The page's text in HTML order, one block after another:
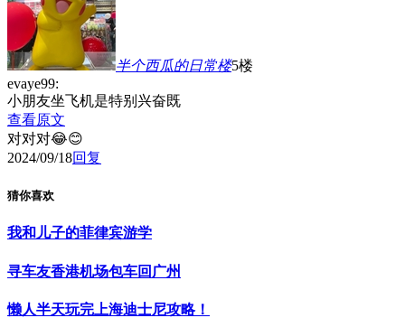
半个西瓜的日常楼5楼
evaye99:
小朋友坐飞机是特别兴奋既
查看原文
对对对😂😊
2024/09/18回复
猜你喜欢
我和儿子的菲律宾游学
寻车友香港机场包车回广州
懒人半天玩完上海迪士尼攻略！